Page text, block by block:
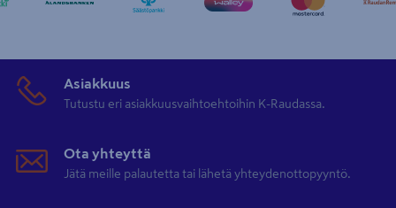
Asiakkuus
Tutustu eri asiakkuusvaihtoehtoihin K-Raudassa.
Ota yhteyttä
Jätä meille palautetta tai lähetä yhteydenottopyyntö.